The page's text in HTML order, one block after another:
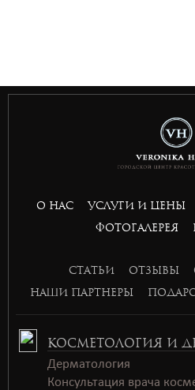
bandar slot gacor
toto 4d
basket168
О НАС УСЛУГИ И ЦЕНЫ
ФОТОГАЛЕРЕЯ
СТАТЬИ ОТЗЫВЫ
НАШИ ПАРТНЕРЫ
КОСМЕТОЛОГИЯ И
Дерматология
Консультация врача